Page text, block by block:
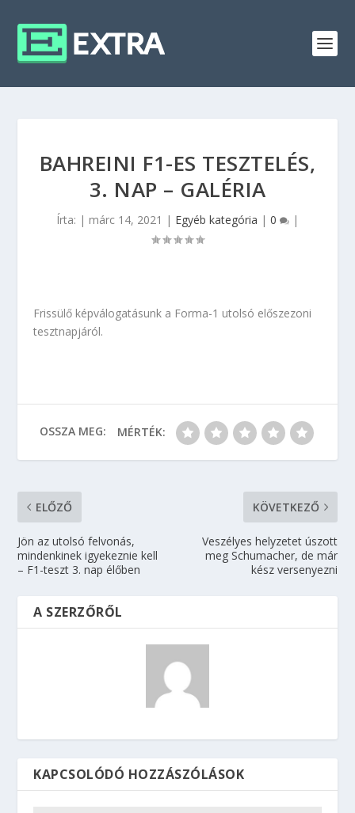
BAHREINI F1-ES TESZTELÉS,
3. NAP – GALÉRIA
Írta: | márc 14, 2021 | Egyéb kategória | 0 |
Frissülő képválogatásunk a Forma-1 utolsó előszezoni
tesztnapjáról.
OSSZA MEG: MÉRTÉK:
ELŐZŐ
Jön az utolsó felvonás,
mindenkinek igyekeznie kell
– F1-teszt 3. nap élőben
KÖVETKEZŐ
Veszélyes helyzetet úszott
meg Schumacher, de már
kész versenyezni
A SZERZŐRŐL
KAPCSOLÓDÓ HOZZÁSZÓLÁSOK